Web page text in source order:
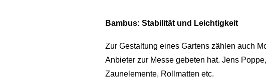
Bambus: Stabilität und Leichtigkeit
Zur Gestaltung eines Gartens zählen auch
Anbieter zur Messe gebeten hat. Jens
Zaunelemente, Rollmatten etc.